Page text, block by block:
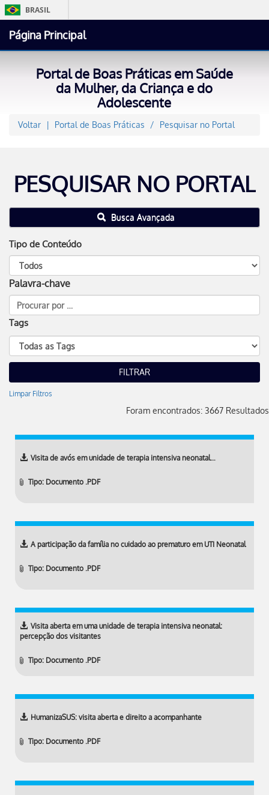
BRASIL
Página Principal
Portal de Boas Práticas em Saúde
da Mulher, da Criança e do
Adolescente
Voltar Portal de Boas Práticas Pesquisar no Portal
PESQUISAR NO PORTAL
Busca Avançada
Tipo de Conteúdo
Palavra-chave
Tags
Limpar Filtros
Foram encontrados: 3667 Resultados
Visita de avós em unidade de terapia intensiva neonatal…
Tipo: Documento .PDF
A participação da família no cuidado ao prematuro em UTI Neonatal
Tipo: Documento .PDF
Visita aberta em uma unidade de terapia intensiva neonatal:
percepção dos visitantes
Tipo: Documento .PDF
HumanizaSUS: visita aberta e direito a acompanhante
Tipo: Documento .PDF